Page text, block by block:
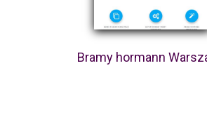
Bramy hormann